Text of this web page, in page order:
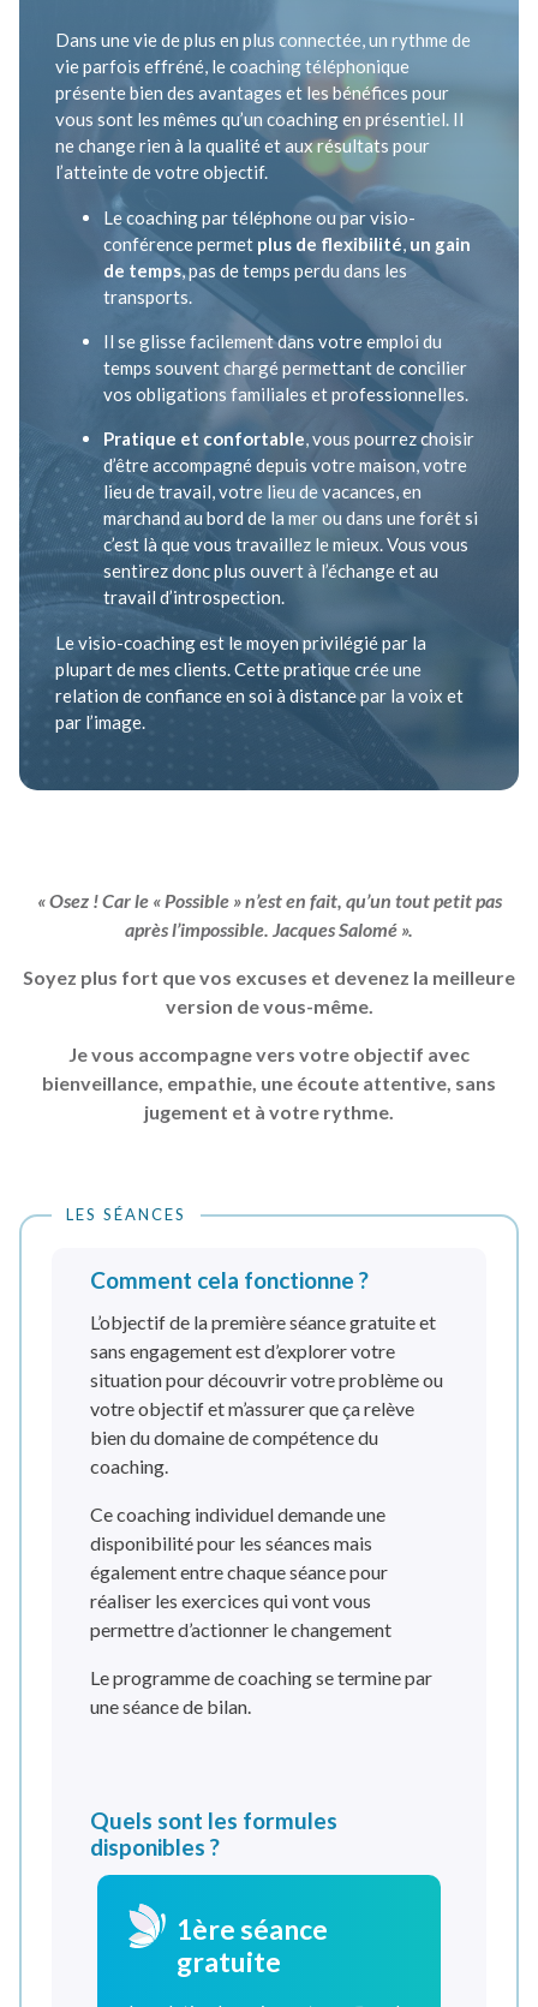
Dans une vie de plus en plus connectée, un rythme de
vie parfois effréné, le coaching téléphonique
présente bien des avantages et les bénéfices pour
vous sont les mêmes qu’un coaching en présentiel. Il
ne change rien à la qualité et aux résultats pour
l’atteinte de votre objectif.
Le coaching par téléphone ou par visio-
conférence permet plus de flexibilité, un gain
de temps, pas de temps perdu dans les
transports.
Il se glisse facilement dans votre emploi du
temps souvent chargé permettant de concilier
vos obligations familiales et professionnelles.
Pratique et confortable, vous pourrez choisir
d’être accompagné depuis votre maison, votre
lieu de travail, votre lieu de vacances, en
marchand au bord de la mer ou dans une forêt si
c’est là que vous travaillez le mieux. Vous vous
sentirez donc plus ouvert à l’échange et au
travail d’introspection.
Le visio-coaching est le moyen privilégié par la
plupart de mes clients. Cette pratique crée une
relation de confiance en soi à distance par la voix et
par l’image.
« Osez ! Car le « Possible » n’est en fait, qu’un tout petit pas
après l’impossible. Jacques Salomé ».
Soyez plus fort que vos excuses et devenez la meilleure
version de vous-même.
Je vous accompagne vers votre objectif avec
bienveillance, empathie, une écoute attentive, sans
jugement et à votre rythme.
LES SÉANCES
Comment cela fonctionne ?
L’objectif de la première séance gratuite et
sans engagement est d’explorer votre
situation pour découvrir votre problème ou
votre objectif et m’assurer que ça relève
bien du domaine de compétence du
coaching.
Ce coaching individuel demande une
disponibilité pour les séances mais
également entre chaque séance pour
réaliser les exercices qui vont vous
permettre d’actionner le changement
Le programme de coaching se termine par
une séance de bilan.
Quels sont les formules
disponibles ?
1ère séance
gratuite